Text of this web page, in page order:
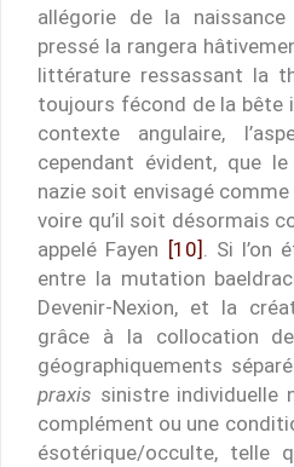
allégorie de la
pressé la rangera
littérature ressassant la
toujours fécond de la bête
contexte angulaire,
cependant évident, que le
nazie soit envisagé
voire qu’il soit désormais
appelé Fayen [10]
. Si
entre la mutation
Devenir-Nexion, et la
grâce à la collocation
géographiquements
praxis sinistre individuelle
complément ou une
ésotérique/occulte, telle